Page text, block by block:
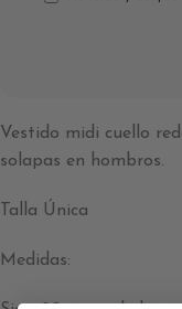
Vestido midi cuello
solapas en hombros.
Talla Única
Medidas: